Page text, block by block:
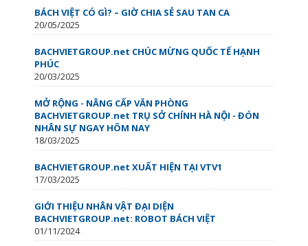
BÁCH VIỆT CÓ GÌ? – GIỜ CHIA SẺ SAU TAN CA
20/05/2025
BACHVIETGROUP.net CHÚC MỪNG QUỐC TẾ HẠNH
PHÚC
20/03/2025
MỞ RỘNG - NÂNG CẤP VĂN PHÒNG
BACHVIETGROUP.net TRỤ SỞ CHÍNH HÀ NỘI - ĐÓN
NHÂN SỰ NGAY HÔM NAY
18/03/2025
BACHVIETGROUP.net XUẤT HIỆN TẠI VTV1
17/03/2025
GIỚI THIỆU NHÂN VẬT ĐẠI DIỆN
BACHVIETGROUP.net: ROBOT BÁCH VIỆT
01/11/2024